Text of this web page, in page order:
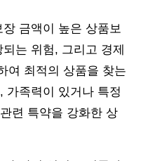
금액이 높은 상품보
는 위험, 그리고 경제
여 최적의 상품을 찾는
가족력이 있거나 특정
련 특약을 강화한 상